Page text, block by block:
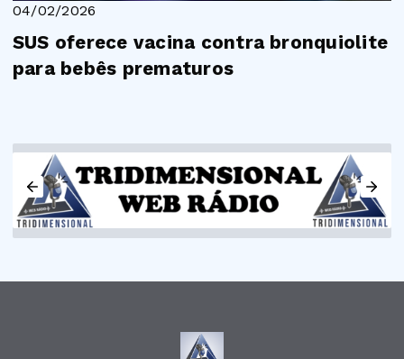
04/02/2026
SUS oferece vacina contra bronquiolite
para bebês prematuros